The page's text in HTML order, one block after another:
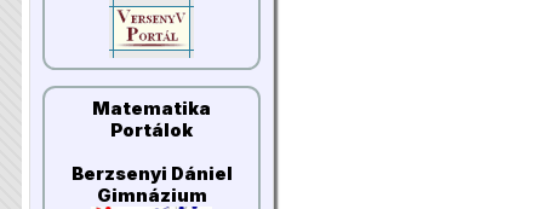
Matematika
Portálok
Berzsenyi Dániel
Gimnázium